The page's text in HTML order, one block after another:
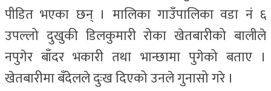
पीडित भएका छन् । मालिका गाउँपालिका वडा नं ६
उपल्लो दुखुकी डिलकुमारी रोका खेतबारीको बालीले
नपुगेर बाँदर भकारी तथा भान्छामा पुगेको बताए ।
खेतबारीमा बँदेलले दुःख दिएको उनले गुनासो गरे ।